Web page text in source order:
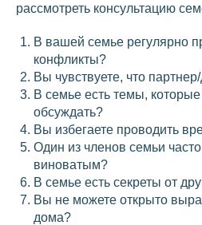
рассмотреть консультацию
В вашей семье регулярно
конфликты?
Вы чувствуете, что
В семье есть темы,
обсуждать?
Вы избегаете проводить
Один из членов семьи часто
виноватым?
В семье есть секреты от
Вы не можете открыто
дома?